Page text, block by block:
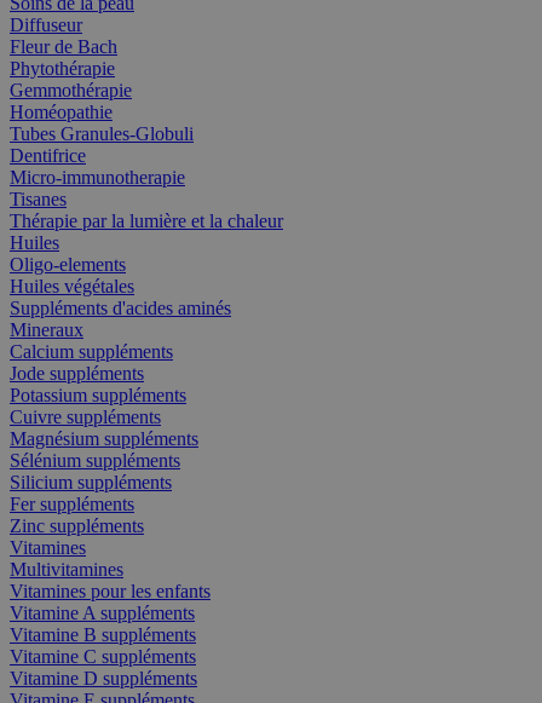
Diffuseur
Fleur de Bach
Phytothérapie
Gemmothérapie
Homéopathie
Tubes Granules-Globuli
Dentifrice
Micro-immunotherapie
Tisanes
Thérapie par la lumière et la chaleur
Huiles
Oligo-elements
Huiles végétales
Suppléments d'acides aminés
Mineraux
Calcium suppléments
Jode suppléments
Potassium suppléments
Cuivre suppléments
Magnésium suppléments
Sélénium suppléments
Silicium suppléments
Fer suppléments
Zinc suppléments
Vitamines
Multivitamines
Vitamines pour les enfants
Vitamine A suppléments
Vitamine B suppléments
Vitamine C suppléments
Vitamine D suppléments